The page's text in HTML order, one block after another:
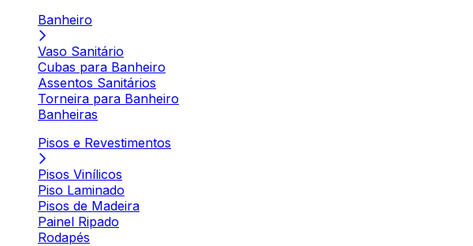
Banheiro
Vaso Sanitário
Cubas para Banheiro
Assentos Sanitários
Torneira para Banheiro
Banheiras
Pisos e Revestimentos
Pisos Vinílicos
Piso Laminado
Pisos de Madeira
Painel Ripado
Rodapés